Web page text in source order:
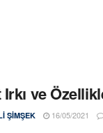
ve
ŞIMŞEK 16/05/2021